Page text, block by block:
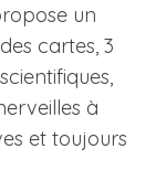
un
cartes, 3
à
et toujours